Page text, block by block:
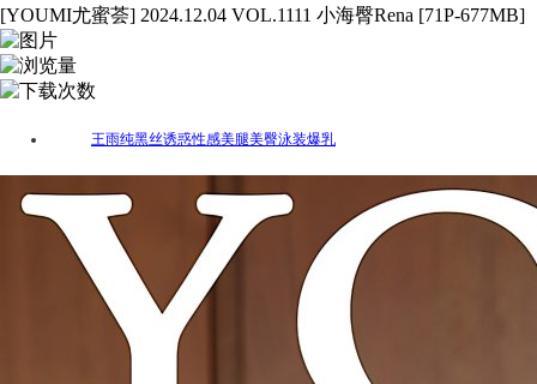
[YOUMI尤蜜荟] 2024.12.04 VOL.1111 小海臀Rena [71P-677MB]
王雨纯黑丝诱惑性感美腿美臀泳装爆乳